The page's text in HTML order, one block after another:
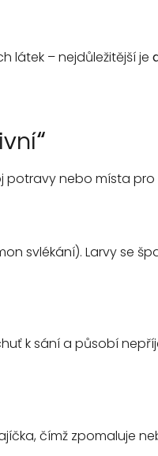
látek – nejdůležitější je
potravy nebo místa
svlékání). Larvy se
k sání a působí
čímž zpomaluje